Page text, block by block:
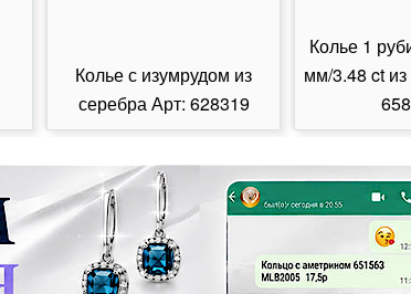
Колье с изумрудом из
серебра Арт: 628319
Колье 1
мм/3.48 ct